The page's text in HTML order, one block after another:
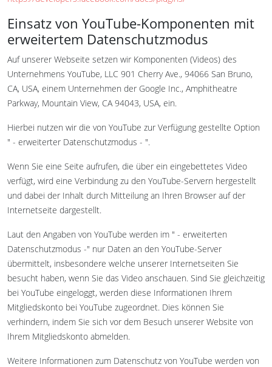
Einsatz von YouTube-Komponenten mit
erweitertem Datenschutzmodus
Auf unserer Webseite setzen wir Komponenten (Videos) des
Unternehmens YouTube, LLC 901 Cherry Ave., 94066 San Bruno,
CA, USA, einem Unternehmen der Google Inc., Amphitheatre
Parkway, Mountain View, CA 94043, USA, ein.
Hierbei nutzen wir die von YouTube zur Verfügung gestellte Option
" - erweiterter Datenschutzmodus - ".
Wenn Sie eine Seite aufrufen, die über ein eingebettetes Video
verfügt, wird eine Verbindung zu den YouTube-Servern hergestellt
und dabei der Inhalt durch Mitteilung an Ihren Browser auf der
Internetseite dargestellt.
Laut den Angaben von YouTube werden im " - erweiterten
Datenschutzmodus -" nur Daten an den YouTube-Server
übermittelt, insbesondere welche unserer Internetseiten Sie
besucht haben, wenn Sie das Video anschauen. Sind Sie gleichzeitig
bei YouTube eingeloggt, werden diese Informationen Ihrem
Mitgliedskonto bei YouTube zugeordnet. Dies können Sie
verhindern, indem Sie sich vor dem Besuch unserer Website von
Ihrem Mitgliedskonto abmelden.
Weitere Informationen zum Datenschutz von YouTube werden von